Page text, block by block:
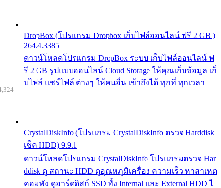
DropBox (โปรแกรม Dropbox เก็บไฟล์ออนไลน์ ฟรี 2 GB )
264.4.3385
ดาวน์โหลดโปรแกรม DropBox ระบบ เก็บไฟล์ออนไลน์ ฟ
รี 2 GB รูปแบบออนไลน์ Cloud Storage ให้คุณเก็บข้อมูล เก็
บไฟล์ แชร์ไฟล์ ต่างๆ ให้คนอื่น เข้าถึงได้ ทุกที่ ทุกเวลา
CrystalDiskInfo (โปรแกรม CrystalDiskInfo ตรวจ Harddisk
เช็ค HDD) 9.9.1
ดาวน์โหลดโปรแกรม CrystalDiskInfo โปรแกรมตรวจ Har
ddisk ดู สถานะ HDD ดูอุณหภูมิเครื่อง ความเร็ว หาสาเหต
คอมพัง ดูฮาร์ดดิสก์ SSD ทั้ง Internal และ External HDD ไ